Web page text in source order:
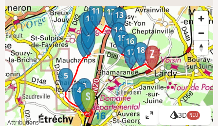
1
2
3
4
5
67
8
9
10
11 1213
14
1516
1718
Attributions
K
3D NEU